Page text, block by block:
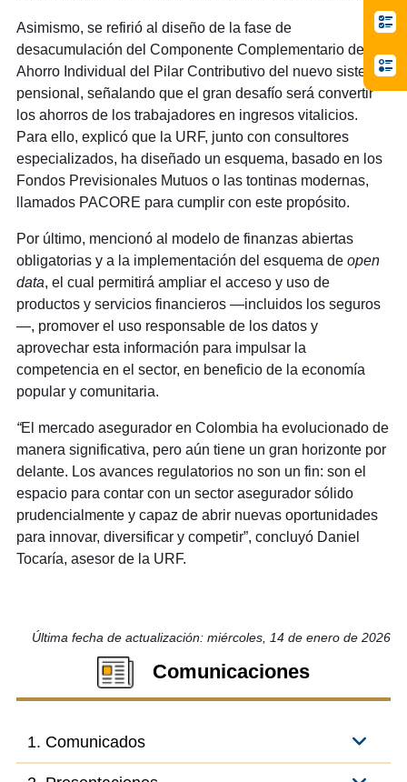
Asimismo, se refirió al diseño de la fase de
desacumulación del Componente Complementario de
Ahorro Individual del Pilar Contributivo del nuevo sistema
pensional, señalando que el gran desafío será convertir
los ahorros de los trabajadores en ingresos vitalicios.
Para ello, explicó que la URF, junto con consultores
especializados, ha diseñado un esquema, basado en los
Fondos Previsionales Mutuos o las tontinas modernas,
llamados PACORE para cumplir con este propósito.
Por último, mencionó al modelo de finanzas abiertas
obligatorias y a la implementación del esquema de open
data, el cual permitirá ampliar el acceso y uso de
productos y servicios financieros —incluidos los seguros
—, promover el uso responsable de los datos y
aprovechar esta información para impulsar la
competencia en el sector, en beneficio de la economía
popular y comunitaria.
“El mercado asegurador en Colombia ha evolucionado de
manera significativa, pero aún tiene un gran horizonte por
delante. Los avances regulatorios no son un fin: son el
espacio para contar con un sector asegurador sólido
prudencialmente y capaz de abrir nuevas oportunidades
para innovar, diversificar y competir”, concluyó Daniel
Tocaría, asesor de la URF.
Última fecha de actualización: miércoles, 14 de enero de 2026
Comunicaciones
1. Comunicados